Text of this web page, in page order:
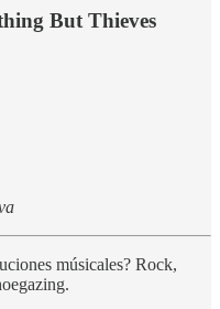
But Thieves
músicales? Rock,